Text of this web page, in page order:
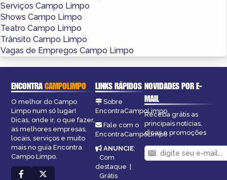
Serviços Campo Limpo
Shows Campo Limpo
Teatro Campo Limpo
Trânsito Campo Limpo
Vagas de Empregos Campo Limpo
ENCONTRACAMPOLIMPO
O melhor do Campo
Limpo num só lugar!
Dicas, onde ir, o que fazer,
as melhores empresas,
locais, serviços e muito
mais no guia Encontra
Campo Limpo.
LINKS RÁPIDOS
Sobre
EncontraCampoLimpo
Fale com o
EncontraCampoLimpo
ANUNCIE:
Com
destaque
Grátis
NOVIDADES POR E-
MAIL
Receba grátis as
principais notícias,
dicas e promoções